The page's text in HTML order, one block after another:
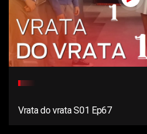
Vrata do vrata S01 Ep67